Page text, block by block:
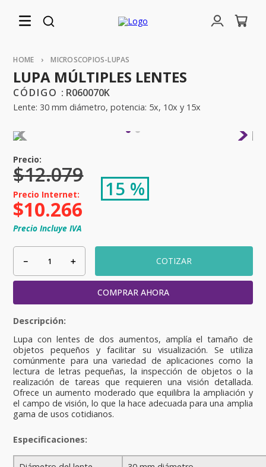
MICROSCOPIOS-LUPAS
LUPA MÚLTIPLES LENTES
: R060070K
Lente: 30 mm diámetro, potencia: 5x, 10x y 15x
$12.079
15 %
$10.266
Precio Incluye IVA
＋
－ COTIZAR
COMPRAR AHORA
Lupa con lentes de dos aumentos, amplía el tamaño de
objetos pequeños y facilitar su visualización. Se utiliza
comúnmente para una variedad de aplicaciones como la
lectura de letras pequeñas, la inspección de objetos o la
realización de tareas que requieren una visión detallada.
Ofrece un aumento moderado que equilibra la ampliación y
el campo de visión, lo que la hace adecuada para una amplia
gama de usos cotidianos.
Especificaciones: